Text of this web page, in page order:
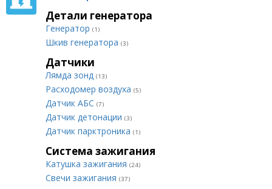
Детали генератора
Генератор (1)
Шкив генератора (3)
Датчики
Лямда зонд (13)
Расходомер воздуха (5)
Датчик АБС (7)
Датчик детонации (3)
Датчик парктроника (1)
Система зажигания
Катушка зажигания (24)
Свечи зажигания (37)